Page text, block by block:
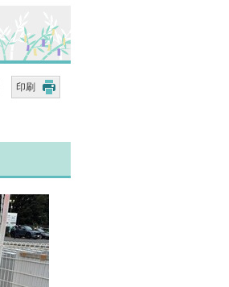
印刷